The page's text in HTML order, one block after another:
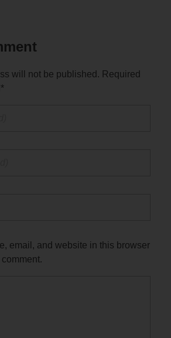
will not be published. Required
email, and website in this browser